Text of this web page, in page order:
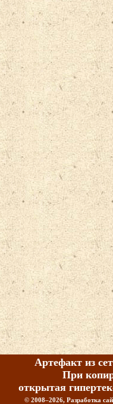
Артефакт из
При
открытая
© 2008–2026, Разработка